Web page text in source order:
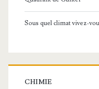
Sous quel climat vivez-
CHIMIE